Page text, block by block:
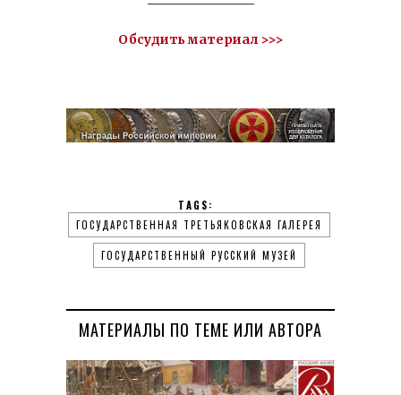
Обсудить материал >>>
TAGS:
ГОСУДАРСТВЕННАЯ ТРЕТЬЯКОВСКАЯ ГАЛЕРЕЯ
ГОСУДАРСТВЕННЫЙ РУССКИЙ МУЗЕЙ
МАТЕРИАЛЫ ПО ТЕМЕ ИЛИ АВТОРА